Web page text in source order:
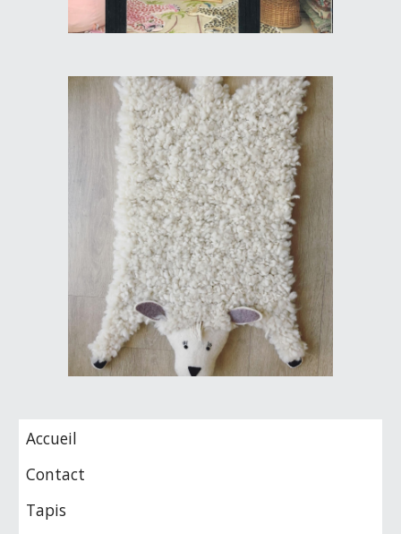
Accueil
Contact
Tapis